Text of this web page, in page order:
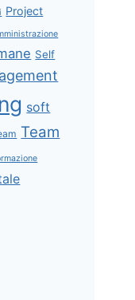
Project
Self
soft
Team